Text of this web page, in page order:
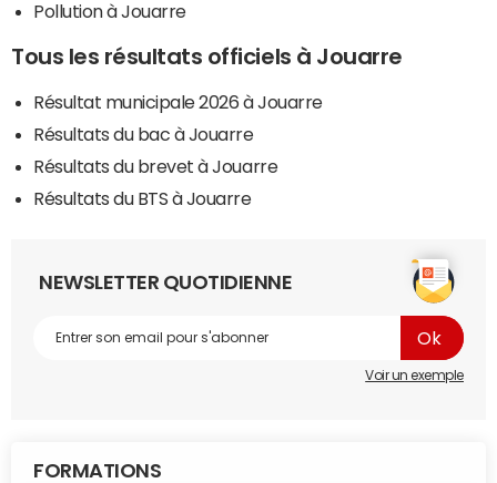
Pollution à Jouarre
Tous les résultats officiels à Jouarre
Résultat municipale 2026 à Jouarre
Résultats du bac à Jouarre
Résultats du brevet à Jouarre
Résultats du BTS à Jouarre
NEWSLETTER QUOTIDIENNE
Voir un exemple
FORMATIONS